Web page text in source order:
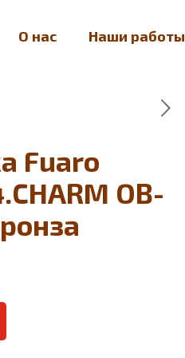
О нас Наши работы
Fuaro
OB-